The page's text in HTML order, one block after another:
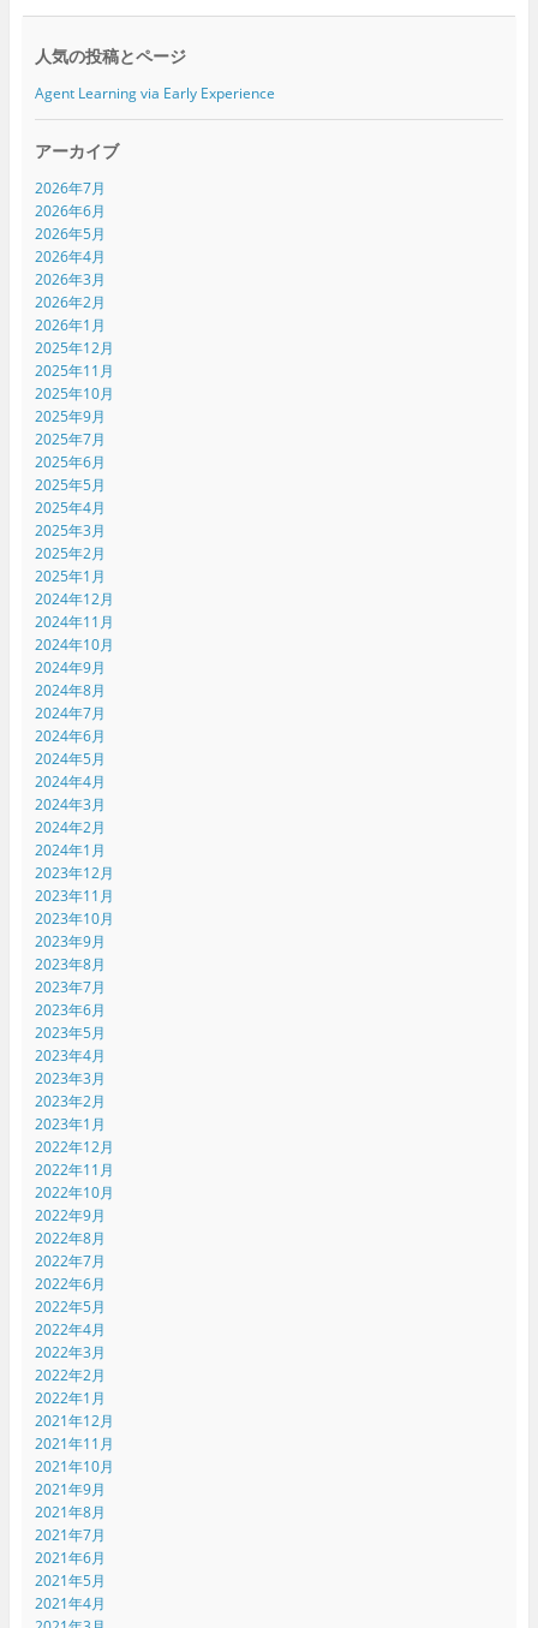
) ィ
ド
ウ
開
き
ま
)
人気の投稿とページ
Agent Learning via Early Experience
アーカイブ
2026年7月
2026年6月
2026年5月
2026年4月
2026年3月
2026年2月
2026年1月
2025年12月
2025年11月
2025年10月
2025年9月
2025年7月
2025年6月
2025年5月
2025年4月
2025年3月
2025年2月
2025年1月
2024年12月
2024年11月
2024年10月
2024年9月
2024年8月
2024年7月
2024年6月
2024年5月
2024年4月
2024年3月
2024年2月
2024年1月
2023年12月
2023年11月
2023年10月
2023年9月
2023年8月
2023年7月
2023年6月
2023年5月
2023年4月
2023年3月
2023年2月
2023年1月
2022年12月
2022年11月
2022年10月
2022年9月
2022年8月
2022年7月
2022年6月
2022年5月
2022年4月
2022年3月
2022年2月
2022年1月
2021年12月
2021年11月
2021年10月
2021年9月
2021年8月
2021年7月
2021年6月
2021年5月
2021年4月